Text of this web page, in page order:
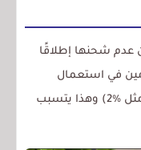
عدم شحنها إطلاقًا
في استعمال
الهاتف حتى نسبة متدنية من الشحن (مثل %2) وهذا يتسبب